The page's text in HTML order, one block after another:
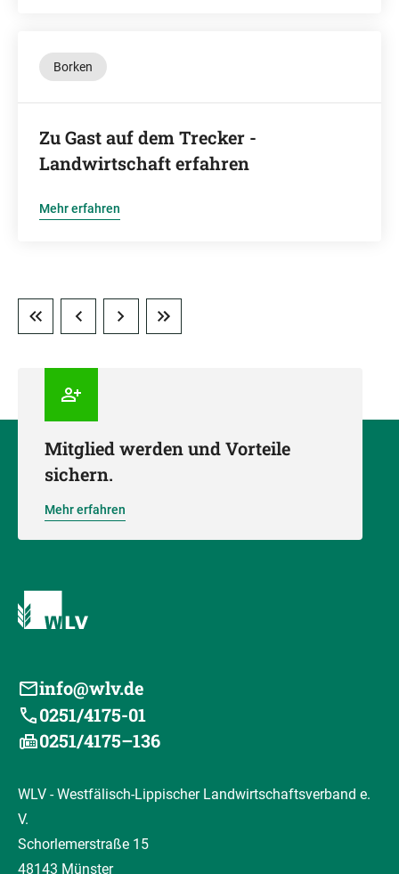
Borken
Zu Gast auf dem Trecker -
Landwirtschaft erfahren
Mehr erfahren
Mitglied werden und Vorteile
sichern.
Mehr erfahren
info@wlv.de
0251/4175-01
0251/4175–136
WLV - Westfälisch-Lippischer Landwirtschaftsverband e.
V.
Schorlemerstraße 15
48143 Münster